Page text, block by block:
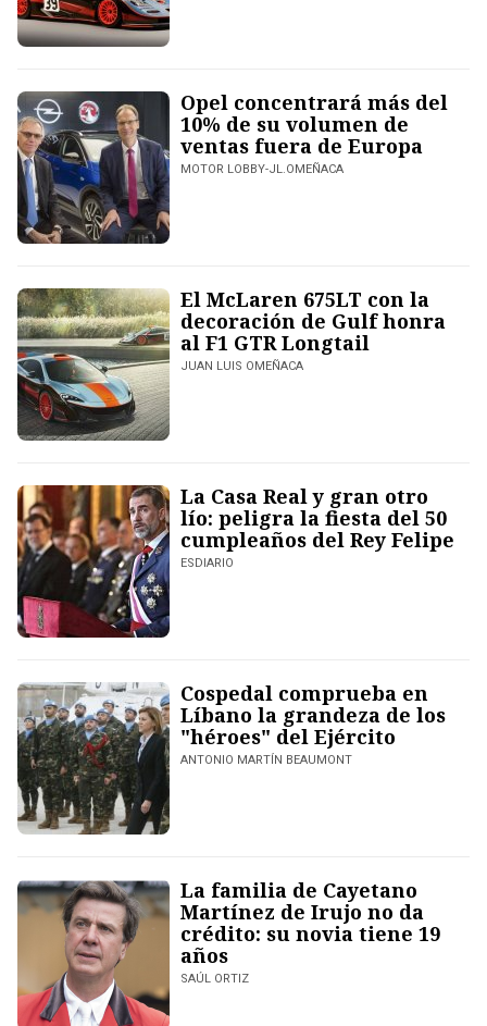
Opel concentrará más del
10% de su volumen de
ventas fuera de Europa
MOTOR LOBBY-JL.OMEÑACA
El McLaren 675LT con la
decoración de Gulf honra
al F1 GTR Longtail
JUAN LUIS OMEÑACA
La Casa Real y gran otro
lío: peligra la fiesta del 50
cumpleaños del Rey Felipe
ESDIARIO
Cospedal comprueba en
Líbano la grandeza de los
"héroes" del Ejército
ANTONIO MARTÍN BEAUMONT
La familia de Cayetano
Martínez de Irujo no da
crédito: su novia tiene 19
años
SAÚL ORTIZ